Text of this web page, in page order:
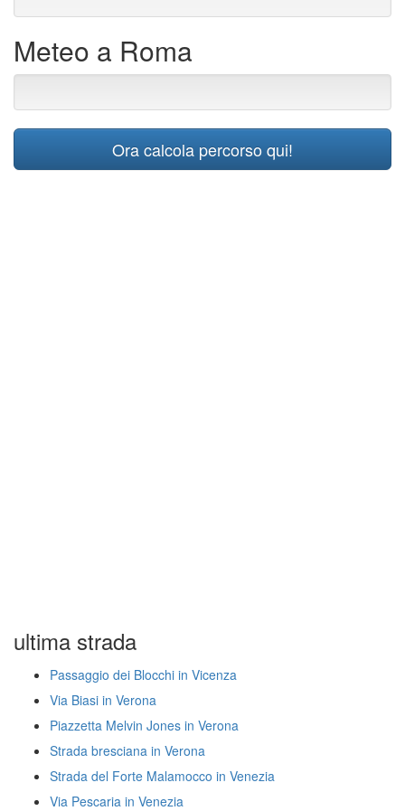
Meteo a Roma
Ora calcola percorso qui!
ultima strada
Passaggio dei Blocchi in Vicenza
Via Biasi in Verona
Piazzetta Melvin Jones in Verona
Strada bresciana in Verona
Strada del Forte Malamocco in Venezia
Via Pescaria in Venezia